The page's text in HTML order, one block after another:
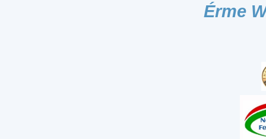
Érme